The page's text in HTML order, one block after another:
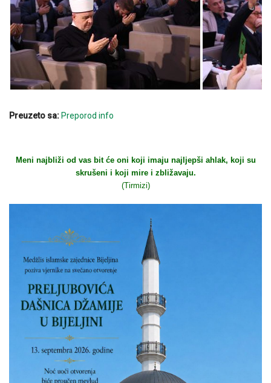
Preuzeto sa: Preporod info
Meni najbliži od vas bit će oni koji imaju najljepši ahlak, koji su
skrušeni i koji mire i zbližavaju.
(Tirmizi)